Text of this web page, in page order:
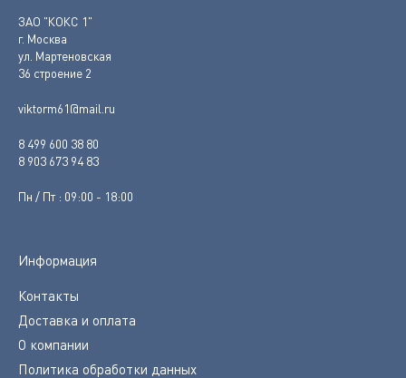
ЗАО "КОКС 1"
г. Москва
ул. Мартеновская
36 строение 2
viktorm61@mail.ru
8 499 600 38 80
8 903 673 94 83
Пн / Пт : 09:00 - 18:00
Информация
Контакты
Доставка и оплата
О компании
Политика обработки данных